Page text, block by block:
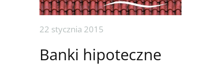
22 stycznia 2015
Banki hipoteczne